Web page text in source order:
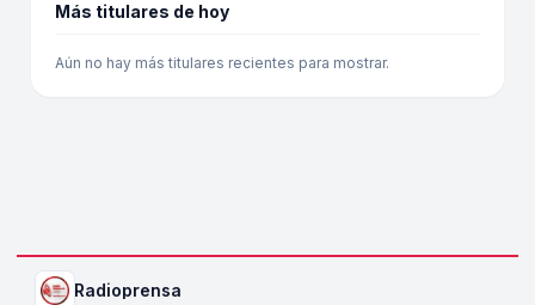
Más titulares de hoy
Aún no hay más titulares recientes para mostrar.
Radioprensa